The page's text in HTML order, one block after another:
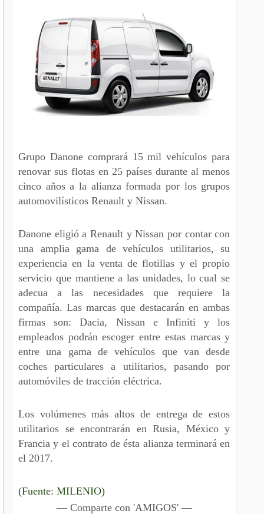
Grupo Danone comprará 15 mil vehículos para
renovar sus flotas en 25 países durante al menos
cinco años a la alianza formada por los grupos
automovilísticos Renault y Nissan.
Danone eligió a Renault y Nissan por contar con
una amplia gama de vehículos utilitarios, su
experiencia en la venta de flotillas y el propio
servicio que mantiene a las unidades, lo cual se
adecua a las necesidades que requiere la
compañía. Las marcas que destacarán en ambas
firmas son: Dacia, Nissan e Infiniti y los
empleados podrán escoger entre estas marcas y
entre una gama de vehículos que van desde
coches particulares a utilitarios, pasando por
automóviles de tracción eléctrica.
Los volúmenes más altos de entrega de estos
utilitarios se encontrarán en Rusia, México y
Francia y el contrato de ésta alianza terminará en
el 2017.
(Fuente: MILENIO)
— Comparte con 'AMIGOS' —